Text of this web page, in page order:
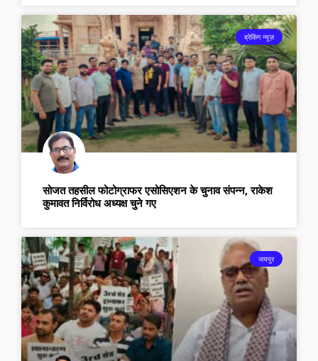
ब्रेकिंग न्यूज़
सोजत तहसील फोटोग्राफर एसोसिएशन के चुनाव संपन्न, राकेश
कुमावत निर्विरोध अध्यक्ष चुने गए
जयपुर